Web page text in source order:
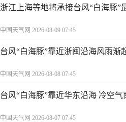
浙江上海等地将承接台风“白海豚”
中国天气网 2026-08-09 07:45
台风“白海豚”靠近浙闽沿海风雨渐
中国天气网 2026-08-08 07:45
台风“白海豚”靠近华东沿海 冷空
中国天气网 2026-08-07 07:45